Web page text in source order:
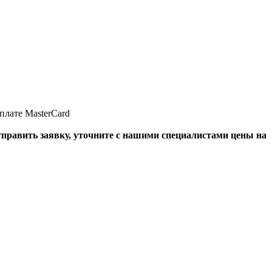
заявку, уточните с нашими специалистами цены на